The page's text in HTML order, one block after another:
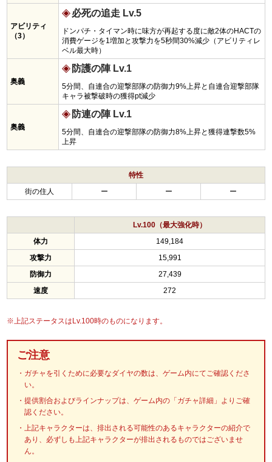
アビリティ
（3）
必死の追走 Lv.5
ドンパチ・タイマン時に味方が再起する度に敵2体のHACTの
消費ゲージを1増加と攻撃力を5秒間30%減少（アビリティレ
ベル最大時）
奥義
防護の陣 Lv.1
5分間、自連合の迎撃部隊の防御力9%上昇と自連合迎撃部隊
キャラ被撃破時の獲得pt減少
奥義
防連の陣 Lv.1
5分間、自連合の迎撃部隊の防御力8%上昇と獲得連撃数5%
上昇
特性
街の住人
ー ー ー
Lv.100（最大強化時）
体力
149,184
攻撃力
15,991
防御力
27,439
速度
272
※上記ステータスはLv.100時のものになります。
ご注意
ガチャを引くために必要なダイヤの数は、ゲーム内にてご確認くださ
い。
提供割合およびラインナップは、ゲーム内の「ガチャ詳細」よりご確
認ください。
上記キャラクターは、排出される可能性のあるキャラクターの紹介で
あり、必ずしも上記キャラクターが排出されるものではございませ
ん。